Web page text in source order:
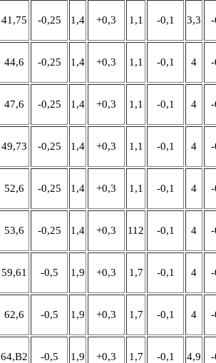
41,75 -0,25 1,4 +0,3 1,1 -0,1 3,3
44,6 -0,25 1,4 +0,3 1,1 -0,1 4
47,6 -0,25 1,4 +0,3 1,1 -0,1 4
49,73 -0,25 1,4 +0,3 1,1 -0,1 4
52,6 -0,25 1,4 +0,3 1,1 -0,1 4
53,6 -0,25 1,4 +0,3 112 -0,1 4
59,61 -0,5 1,9 +0,3 1,7 -0,1 4
62,6 -0,5 1,9 +0,3 1,7 -0,1 4
64,B2 -0,5 1,9 +0,3 1,7 -0,1 4,9